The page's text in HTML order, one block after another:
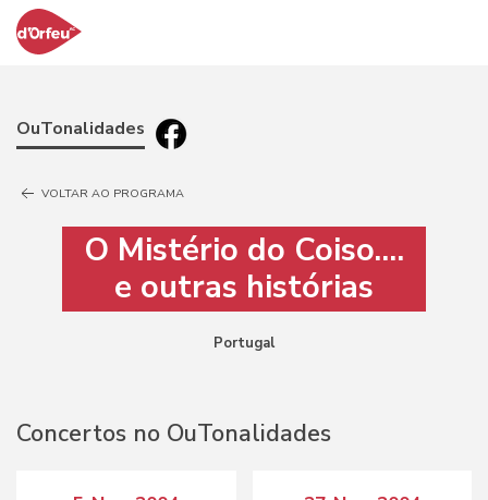
OuTonalidades
VOLTAR AO PROGRAMA
O Mistério do Coiso....
e outras histórias
Portugal
Concertos no OuTonalidades